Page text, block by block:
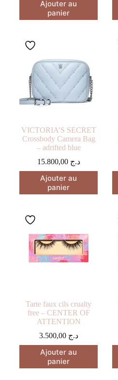
Ajouter au
panier
VICTORIA’S SECRET
Crossbody Camera Bag
– adrifted blue
د.ج 15.800,00
Ajouter au
panier
Tarte faux cils crualty
free – CENTER OF
ATTENTION
د.ج 3.500,00
Ajouter au
panier